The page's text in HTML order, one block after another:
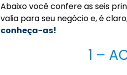
Abaixo você confere as seis
valia para seu negócio e, é
conheça-as!
1 –